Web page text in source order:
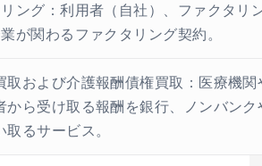
ング：利用者（自社）、ファクタリ
が関わるファクタリング契約。
取および介護報酬債権買取：医療機
から受け取る報酬を銀行、ノンバン
るサービス。